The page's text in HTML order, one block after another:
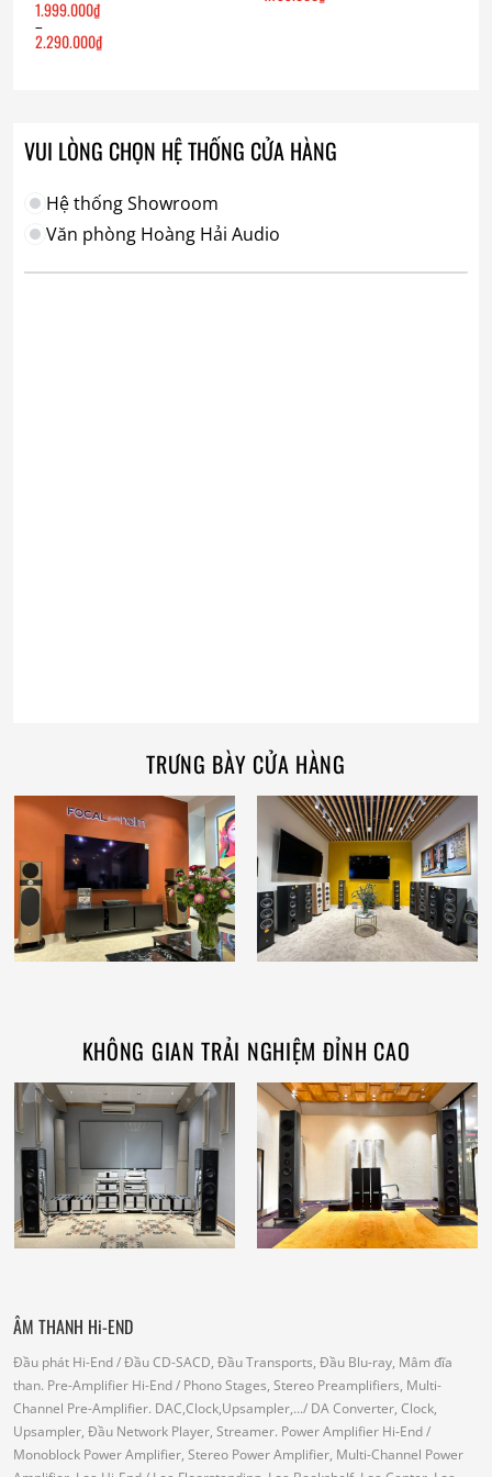
1.999.000₫
–
2.290.000₫
VUI LÒNG CHỌN HỆ THỐNG CỬA HÀNG
Hệ thống Showroom
Văn phòng Hoàng Hải Audio
TRƯNG BÀY CỬA HÀNG
KHÔNG GIAN TRẢI NGHIỆM ĐỈNH CAO
ÂM THANH Hi-END
Đầu phát Hi-End/ Đầu CD-SACD, Đầu Transports, Đầu Blu-ray, Mâm đĩa
than. Pre-Amplifier Hi-End/ Phono Stages, Stereo Preamplifiers, Multi-
Channel Pre-Amplifier. DAC,Clock,Upsampler,.../ DA Converter, Clock,
Upsampler, Đầu Network Player, Streamer. Power Amplifier Hi-End/
Monoblock Power Amplifier, Stereo Power Amplifier, Multi-Channel Power